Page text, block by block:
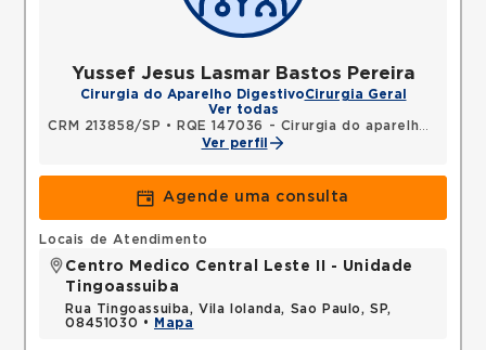
Yussef Jesus Lasmar Bastos Pereira
Cirurgia do Aparelho DigestivoCirurgia Geral
Ver todas
CRM 213858/SP •
RQE 147036 - Cirurgia do aparelho digestivo
Ver perfil
Agende uma consulta
Locais de Atendimento
Centro Medico Central Leste II - Unidade
Tingoassuiba
Rua Tingoassuiba, Vila Iolanda, Sao Paulo, SP,
08451030 •
Mapa